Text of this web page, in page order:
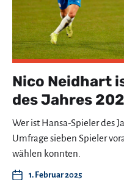
Nico Neidhart
des Jahres
Wer ist Hansa-Spieler des
Umfrage sieben Spieler
wählen konnten.
1. Februar 2025